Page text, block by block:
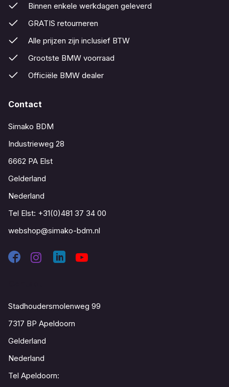
Binnen enkele werkdagen geleverd
GRATIS retourneren
Alle prijzen zijn inclusief BTW
Grootste BMW voorraad
Officiële BMW dealer
Contact
Simako BDM
Industrieweg 28
6662 PA Elst
Gelderland
Nederland
Tel Elst: +31(0)481 37 34 00
webshop@simako-bdm.nl
Stadhoudersmolenweg 99
7317 BP Apeldoorn
Gelderland
Nederland
Tel Apeldoorn: